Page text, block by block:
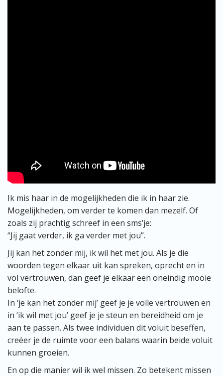
Ik mis haar in de mogelijkheden die ik in haar zie.
Mogelijkheden, om verder te komen dan mezelf. Of
zoals zij prachtig schreef in een sms’je:
“Jij gaat verder, ik ga verder met jou”.
Jij kan het zonder mij, ik wil het met jou. Als je die
woorden tegen elkaar uit kan spreken, oprecht en in
vol vertrouwen, dan geef je elkaar een oneindig mooie
belofte.
In ‘je kan het zonder mij’ geef je je volle vertrouwen en
in ‘ik wil met jou’ geef je je steun en bereidheid om je
aan te passen. Als twee individuen dit voluit beseffen,
creëer je de ruimte voor een balans waarin beide voluit
kunnen groeien.
En op die manier wil ik wel missen. Zo betekent missen